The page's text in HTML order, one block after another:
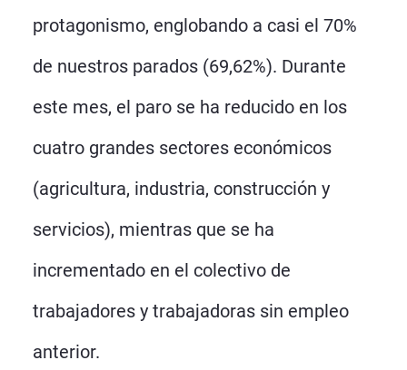
protagonismo, englobando a casi el 70%
de nuestros parados (69,62%). Durante
este mes, el paro se ha reducido en los
cuatro grandes sectores económicos
(agricultura, industria, construcción y
servicios), mientras que se ha
incrementado en el colectivo de
trabajadores y trabajadoras sin empleo
anterior.